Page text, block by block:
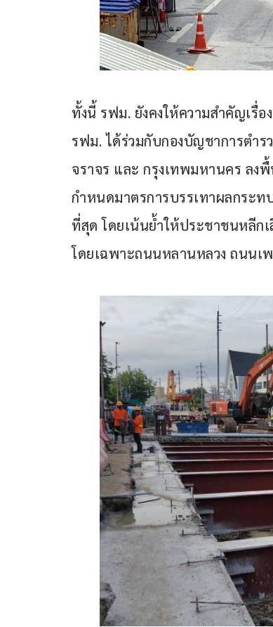
ทั้งนี้ รฟม. ยังคงให้ความสำคัญเรื่อ
รฟม. ได้ร่วมกับกองบัญชาการตำ
จราจร และ กรุงเทพมหานคร ลง
กำหนดมาตรการบรรเทาผลกระ
ที่สุด โดยเน้นย้ำให้ประชาชนหลีก
โดยเฉพาะถนนหลานหลวง ถนนเ